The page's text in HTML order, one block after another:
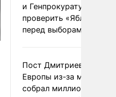
и Генпрокуратуру
проверить «Яблоко»
перед выборами
Пост Дмитриева о
Европы из-за
собрал миллион